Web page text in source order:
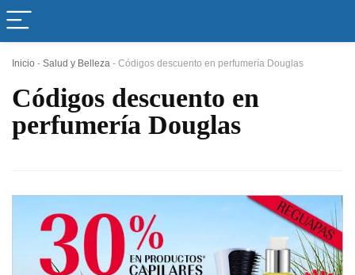
Inicio - Salud y Belleza - Códigos descuento en perfumería Douglas
Códigos descuento en
perfumería Douglas